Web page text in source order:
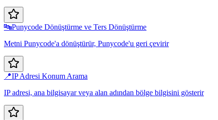
🔤Punycode Dönüştürme ve Ters Dönüştürme
Metni Punycode'a dönüştürür, Punycode'u geri çevirir
📍IP Adresi Konum Arama
IP adresi, ana bilgisayar veya alan adından bölge bilgisini gösterir